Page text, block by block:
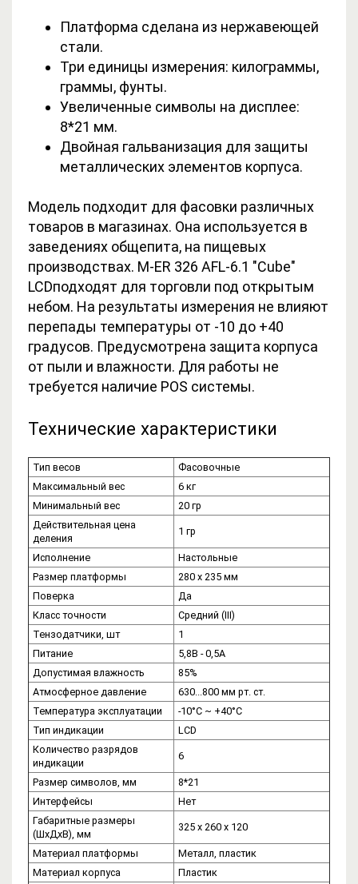
Платформа сделана из нержавеющей
стали.
Три единицы измерения: килограммы,
граммы, фунты.
Увеличенные символы на дисплее:
8*21 мм.
Двойная гальванизация для защиты
металлических элементов корпуса.
Модель подходит для фасовки различных
товаров в магазинах. Она используется в
заведениях общепита, на пищевых
производствах. M-ER 326 AFL-6.1 "Cube"
LCDподходят для торговли под открытым
небом. На результаты измерения не влияют
перепады температуры от -10 до +40
градусов. Предусмотрена защита корпуса
от пыли и влажности. Для работы не
требуется наличие POS системы.
Технические характеристики
Тип весов
Фасовочные
Максимальный вес
6 кг
Минимальный вес
20 гр
Действительная цена
деления
1 гр
Исполнение
Настольные
Размер платформы
280 x 235 мм
Поверка
Да
Класс точности
Средний (III)
Тензодатчики, шт
1
Питание
5,8В - 0,5А
Допустимая влажность
85%
Атмосферное давление
630...800 мм рт. ст.
Температура эксплуатации
-10°C ~ +40°C
Тип индикации
LCD
Количество разрядов
индикации
6
Размер символов, мм
8*21
Интерфейсы
Нет
Габаритные размеры
(ШхДхВ), мм
325 x 260 x 120
Материал платформы
Металл, пластик
Материал корпуса
Пластик